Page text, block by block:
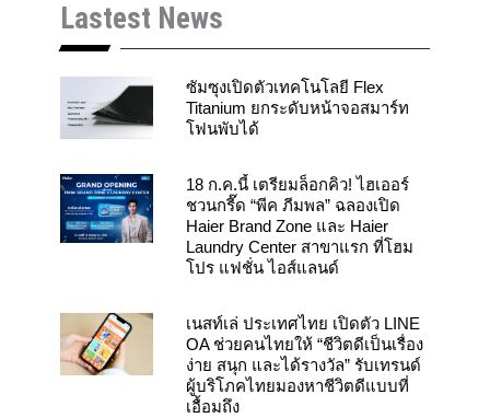
e
b
o
k
b
g
a
m
Lastest News
ซัมซุงเปิดตัวเทคโนโลยี Flex
Titanium ยกระดับหน้าจอสมาร์ท
โฟนพับได้
18 ก.ค.นี้ เตรียมล็อกคิว! ไฮเออร์
ชวนกรี๊ด “พีค ภีมพล” ฉลองเปิด
Haier Brand Zone และ Haier
Laundry Center สาขาแรก ที่โฮม
โปร แฟชั่น ไอส์แลนด์
เนสท์เล่ ประเทศไทย เปิดตัว LINE
OA ช่วยคนไทยให้ “ชีวิตดีเป็นเรื่อง
ง่าย สนุก และได้รางวัล” รับเทรนด์
ผู้บริโภคไทยมองหาชีวิตดีแบบที่
เอื้อมถึง